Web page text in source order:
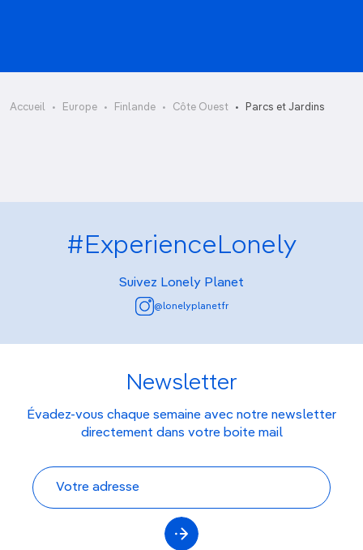
Accueil Europe Finlande Côte Ouest Parcs et Jardins
Kirjurinluoto
#ExperienceLonely
Suivez Lonely Planet
@lonelyplanetfr
Newsletter
Évadez-vous chaque semaine avec notre newsletter
directement dans votre boite mail